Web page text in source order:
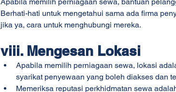
Berhati-hati untuk mengetahui sama ada firma
jika ya, cara untuk menghubungi mereka.
viii. Mengesan Lokasi
Apabila memilih perniagaan sewa, lokasi
syarikat penyewaan yang boleh diakses dan
Memeriksa reputasi perkhidmatan sewa